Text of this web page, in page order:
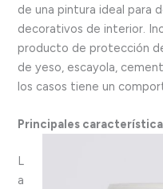
de una pintura ideal para
decorativos de interior.
producto de protección
de yeso, escayola,
los casos tiene un
Principales
L
a